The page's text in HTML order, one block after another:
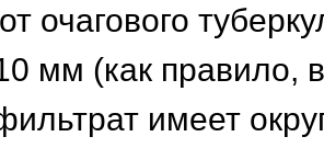
очагового
мм (как правило,
имеет